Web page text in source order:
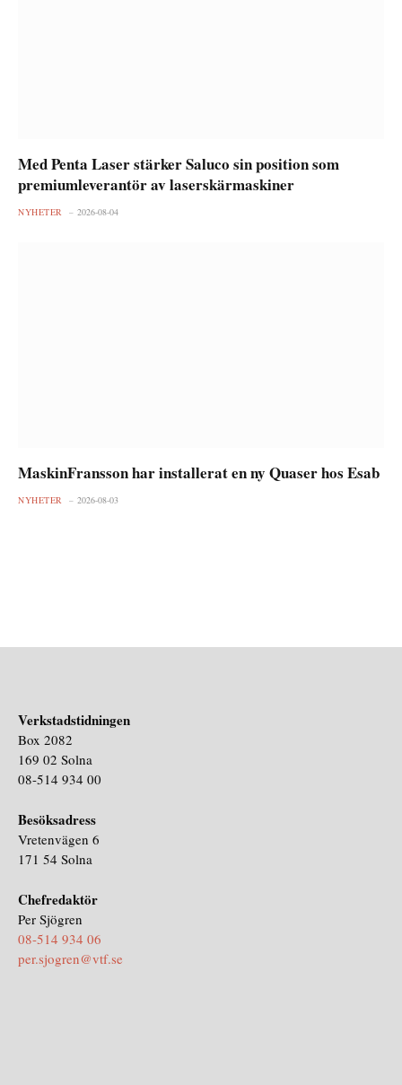
Med Penta Laser stärker Saluco sin position som
premiumleverantör av laserskärmaskiner
NYHETER 2026-08-04
MaskinFransson har installerat en ny Quaser hos Esab
NYHETER 2026-08-03
Verkstadstidningen
Box 2082
169 02 Solna
08-514 934 00
Besöksadress
Vretenvägen 6
171 54 Solna
Chefredaktör
Per Sjögren
08-514 934 06
per.sjogren@vtf.se